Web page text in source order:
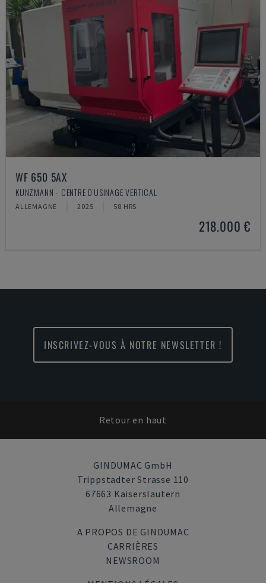
WF 650 5AX
KUNZMANN - CENTRE D'USINAGE VERTICAL
ALLEMAGNE 2025 58 HRS
218.000 €
INSCRIVEZ-VOUS À NOTRE NEWSLETTER !
Retour en haut
GINDUMAC GmbH
Trippstadter Strasse 110
67663 Kaiserslautern
Allemagne
A PROPOS DE GINDUMAC
CARRIÈRES
NEWSROOM